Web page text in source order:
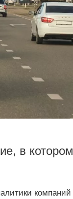
в котором
компаний